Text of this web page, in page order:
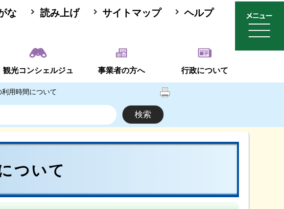
な 読み上げ サイトマップ ヘルプ
観光コンシェルジュ 事業者の方へ 行政について
用時間について
ついて